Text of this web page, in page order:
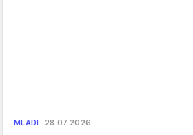
MLADI 28.07.2026.